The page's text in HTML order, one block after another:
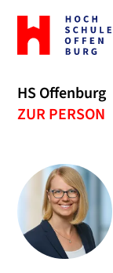
Zur
Startseite
Hochschule
HS Offenburg
ZUR PERSON